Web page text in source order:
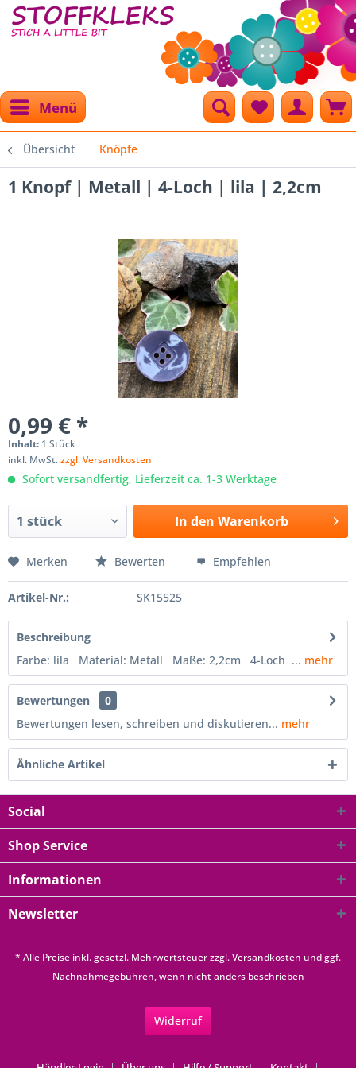
Menü
Übersicht Knöpfe
1 Knopf | Metall | 4-Loch | lila | 2,2cm
0,99 € *
Inhalt: 1 Stück
inkl. MwSt.zzgl. Versandkosten
Sofort versandfertig, Lieferzeit ca. 1-3 Werktage
In den Warenkorb
Merken Bewerten Empfehlen
Artikel-Nr.: SK15525
Beschreibung
Farbe: lila Material: Metall Maße: 2,2cm 4-Loch ... mehr
Bewertungen
0
Bewertungen lesen, schreiben und diskutieren... mehr
Ähnliche Artikel
Social
Shop Service
Informationen
Newsletter
* Alle Preise inkl. gesetzl. Mehrwertsteuer zzgl.Versandkosten und ggf.
Nachnahmegebühren, wenn nicht anders beschrieben
Widerruf